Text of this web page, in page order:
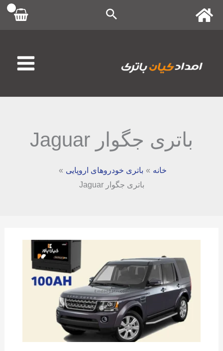
پرش
باتری جگوار Jaguar
خانه
باتری خودروهای اروپایی
باتری جگوار Jaguar